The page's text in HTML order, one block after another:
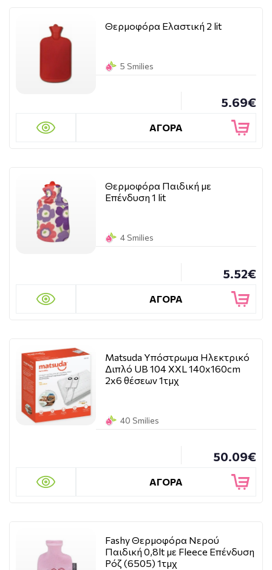
Θερμοφόρα Ελαστική 2 lit
5 Smilies
5.69€
ΑΓΟΡΑ
Θερμοφόρα Παιδική με
Επένδυση 1 lit
4 Smilies
5.52€
ΑΓΟΡΑ
Matsuda Υπόστρωμα Ηλεκτρικό
Διπλό UB 104 XXL 140x160cm
2x6 θέσεων 1τμχ
40 Smilies
50.09€
ΑΓΟΡΑ
Fashy Θερμοφόρα Νερού
Παιδική 0,8lt με Fleece Επένδυση
Ρόζ (6505) 1τμχ